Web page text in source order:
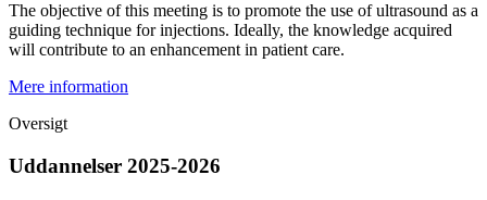
The objective of this meeting is to promote the use of ultrasound as a
guiding technique for injections. Ideally, the knowledge acquired
will contribute to an enhancement in patient care.
Mere information
Oversigt
Uddannelser 2025-2026